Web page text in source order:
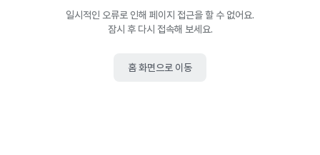
일시적인 오류로 인해 페이지 접근을 할 수 없어요.
잠시 후 다시 접속해 보세요.
홈 화면으로 이동